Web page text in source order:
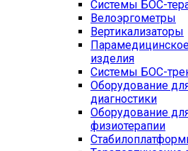
Системы БОС-
Велоэргометры
Вертикализаторы
изделия
Системы БОС-
Оборудование
диагностики
Оборудование
физиотерапии